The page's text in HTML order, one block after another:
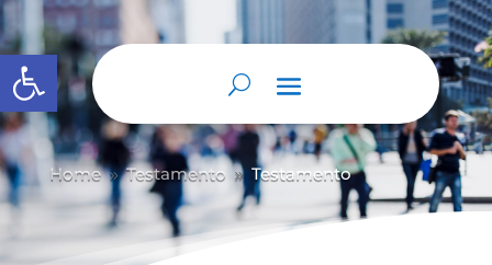
Abrir barra de herramientas
Home 9 Testamento 9 Testamento